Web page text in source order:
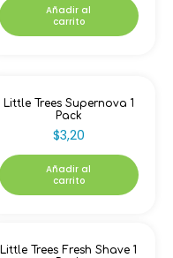
Añadir al
carrito
Little Trees Supernova 1
Pack
$3,20
Añadir al
carrito
Little Trees Fresh Shave 1